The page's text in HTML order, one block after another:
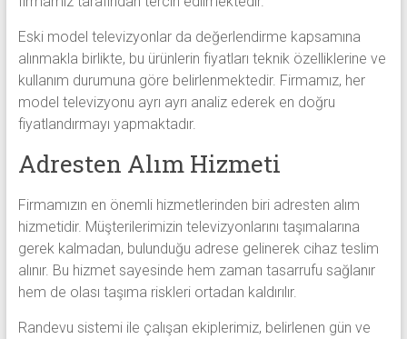
Eski model televizyonlar da değerlendirme kapsamına
alınmakla birlikte, bu ürünlerin fiyatları teknik özelliklerine ve
kullanım durumuna göre belirlenmektedir. Firmamız, her
model televizyonu ayrı ayrı analiz ederek en doğru
fiyatlandırmayı yapmaktadır.
Adresten Alım Hizmeti
Firmamızın en önemli hizmetlerinden biri adresten alım
hizmetidir. Müşterilerimizin televizyonlarını taşımalarına
gerek kalmadan, bulunduğu adrese gelinerek cihaz teslim
alınır. Bu hizmet sayesinde hem zaman tasarrufu sağlanır
hem de olası taşıma riskleri ortadan kaldırılır.
Randevu sistemi ile çalışan ekiplerimiz, belirlenen gün ve